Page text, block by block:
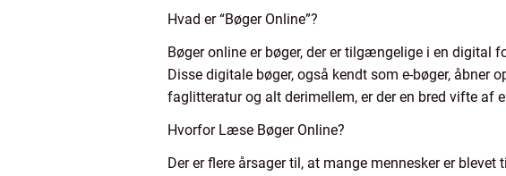
Hvad er “Bøger Online”?
Bøger online er bøger, der er tilgængelige i en digital
Disse digitale bøger, også kendt som e-bøger,
faglitteratur og alt derimellem, er der en bred vifte af
Hvorfor Læse Bøger Online?
Der er flere årsager til, at mange mennesker er